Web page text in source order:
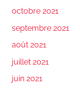
octobre 2021
septembre 2021
août 2021
juillet 2021
juin 2021